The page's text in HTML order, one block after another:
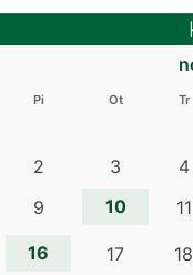
Pi Ot Tr
2
3 4
9
10 11
16 17 18